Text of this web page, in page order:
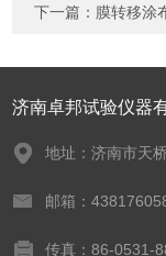
下一篇： 膜转移涂
济南卓邦试验仪器
地址：济南市天
邮箱：
传真：86-0531-